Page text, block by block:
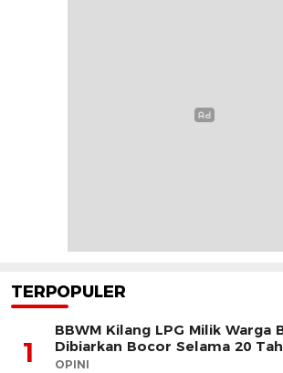
TERPOPULER
1
BBWM Kilang LPG Milik Warga
Dibiarkan Bocor Selama 20
OPINI